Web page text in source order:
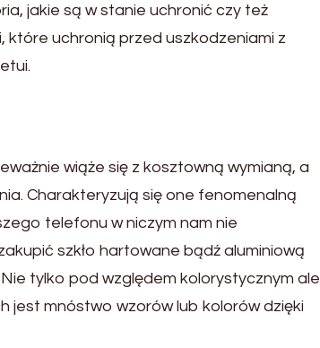
jakie są w stanie uchronić czy też
które uchronią przed uszkodzeniami z
wiąże się z kosztowną wymianą, a
Charakteryzują się one fenomenalną
telefonu w niczym nam nie
szkło hartowane bądź aluminiową
tylko pod względem kolorystycznym ale
jest mnóstwo wzorów lub kolorów dzięki